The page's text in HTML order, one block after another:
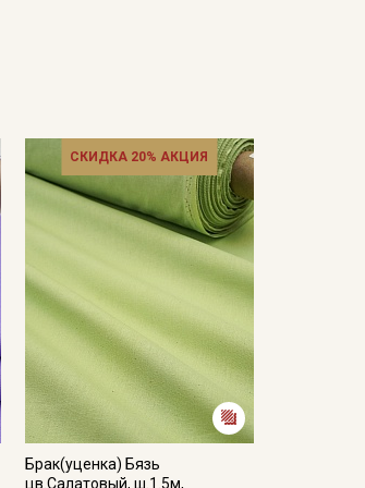
СКИДКА 20% АКЦИЯ
Брак(уценка) Бязь
цв.Салатовый, ш.1.5м,